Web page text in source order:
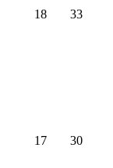
18 33
17 30